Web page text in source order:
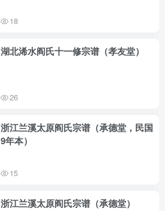
18
湖北浠水阎氏十一修宗谱（孝友堂）
26
浙江兰溪太原阎氏宗谱（承德堂，民国
9年本）
15
浙江兰溪太原阎氏宗谱（承德堂）